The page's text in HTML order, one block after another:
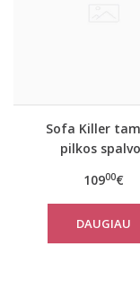
Sofa Killer
pilkos
Rock su
10900€
DAUGIAU